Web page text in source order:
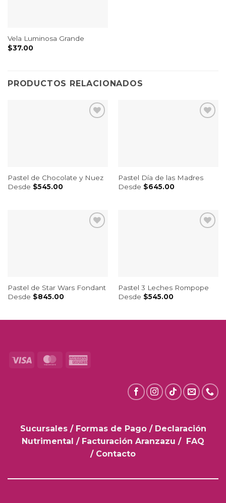
Vela Luminosa Grande
$37.00
PRODUCTOS RELACIONADOS
Pastel de Chocolate y Nuez
Desde $545.00
Pastel Día de las Madres
Desde $645.00
Pastel de Star Wars Fondant
Desde $845.00
Pastel 3 Leches Rompope
Desde $545.00
Visa MasterCard
Sucursales / Formas de Pago/ Declaración
Nutrimental / Facturación Aranzazu / FAQ
/ Contacto